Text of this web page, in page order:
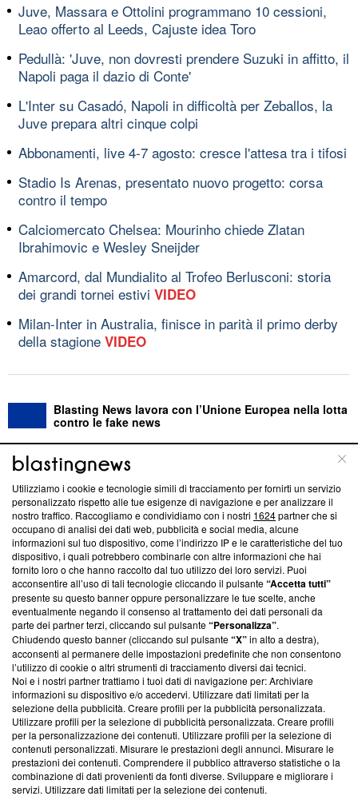
Juve, Massara e Ottolini programmano 10 cessioni,
Leao offerto al Leeds, Cajuste idea Toro
Pedullà: 'Juve, non dovresti prendere Suzuki in affitto, il
Napoli paga il dazio di Conte'
L'Inter su Casadó, Napoli in difficoltà per Zeballos, la
Juve prepara altri cinque colpi
Abbonamenti, live 4-7 agosto: cresce l'attesa tra i tifosi
Stadio Is Arenas, presentato nuovo progetto: corsa
contro il tempo
Calciomercato Chelsea: Mourinho chiede Zlatan
Ibrahimovic e Wesley Sneijder
Amarcord, dal Mundialito al Trofeo Berlusconi: storia
dei grandi tornei estivi VIDEO
Milan-Inter in Australia, finisce in parità il primo derby
della stagione VIDEO
Blasting News lavora con l’Unione Europea nella lotta
contro le fake news
ABOUT LINEA EDITORIALE
Questa sezione offre informazioni trasparenti su Blasting
News, sui nostri processi editoriali e su come ci impegniamo a
creare news di qualità. Inoltre, afferma la nostra aderenza a
‘Trust Project - News with Integrity’Blasting News non è
ancora membro del programma, ma ha richiesto di farne
parte; Trust Project non ha ancora effettuato una verifica di
conformità agli standard.
Su di noi
Team editoriale
Corporate
Redazione
Informativa Privacy
Cookie Policy
Utilizziamo i cookie e tecnologie simili di tracciamento per fornirti un servizio
personalizzato rispetto alle tue esigenze di navigazione e per analizzare il
nostro traffico. Raccogliamo e condividiamo con i nostri 1624partner che si
occupano di analisi dei dati web, pubblicità e social media, alcune
informazioni sul tuo dispositivo, come l’indirizzo IP e le caratteristiche del tuo
dispositivo, i quali potrebbero combinarle con altre informazioni che hai
fornito loro o che hanno raccolto dal tuo utilizzo dei loro servizi. Puoi
acconsentire all’uso di tali tecnologie cliccando il pulsante“Accetta tutti”
presente su questo banner oppure personalizzare le tue scelte, anche
eventualmente negando il consenso al trattamento dei dati personali da
parte dei partner terzi, cliccando sul pulsante“Personalizza”.
Chiudendo questo banner (cliccando sul pulsante“X”in alto a destra),
acconsenti al permanere delle impostazioni predefinite che non consentono
l’utilizzo di cookie o altri strumenti di tracciamento diversi dai tecnici.
Noi e i nostri partner trattiamo i tuoi dati di navigazione per: Archiviare
informazioni su dispositivo e/o accedervi. Utilizzare dati limitati per la
selezione della pubblicità. Creare profili per la pubblicità personalizzata.
Utilizzare profili per la selezione di pubblicità personalizzata. Creare profili
per la personalizzazione dei contenuti. Utilizzare profili per la selezione di
contenuti personalizzati. Misurare le prestazioni degli annunci. Misurare le
prestazioni dei contenuti. Comprendere il pubblico attraverso statistiche o la
combinazione di dati provenienti da fonti diverse. Sviluppare e migliorare i
servizi. Utilizzare dati limitati per la selezione dei contenuti.